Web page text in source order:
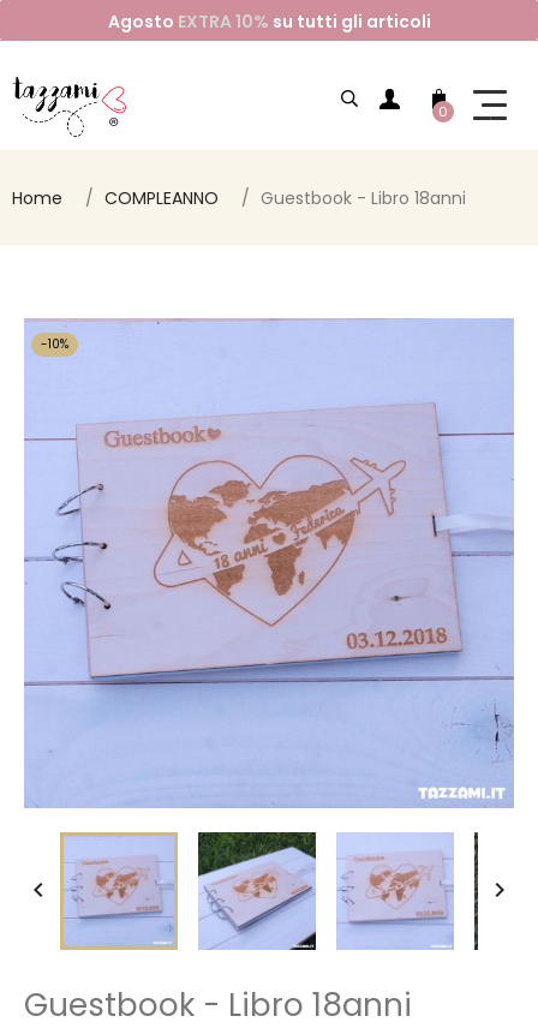
Agosto EXTRA 10% su tutti gli articoli
0
Home COMPLEANNO Guestbook - Libro 18anni
-10%
 
Guestbook - Libro 18anni